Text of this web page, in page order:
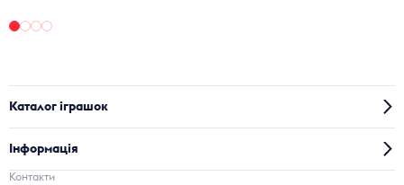
Каталог іграшок
Інформація
Контакти